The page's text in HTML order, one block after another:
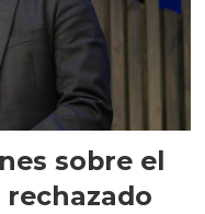
sobre el